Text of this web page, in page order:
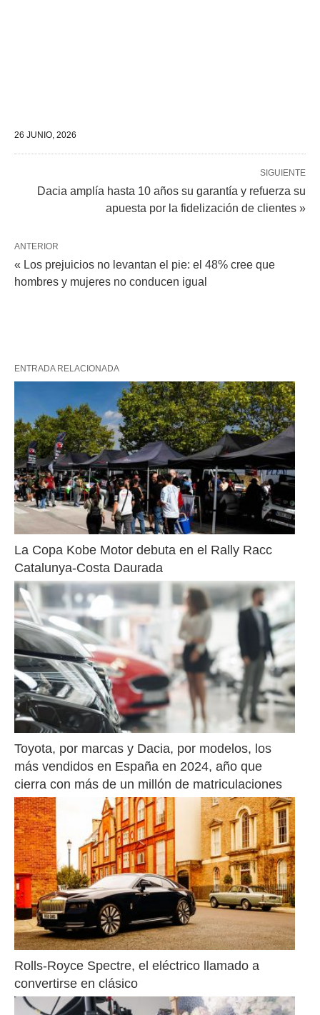
26 JUNIO, 2026
SIGUIENTE
Dacia amplía hasta 10 años su garantía y refuerza su
apuesta por la fidelización de clientes »
ANTERIOR
« Los prejuicios no levantan el pie: el 48% cree que
hombres y mujeres no conducen igual
ENTRADA RELACIONADA
La Copa Kobe Motor debuta en el Rally Racc
Catalunya-Costa Daurada
Toyota, por marcas y Dacia, por modelos, los
más vendidos en España en 2024, año que
cierra con más de un millón de matriculaciones
Rolls-Royce Spectre, el eléctrico llamado a
convertirse en clásico